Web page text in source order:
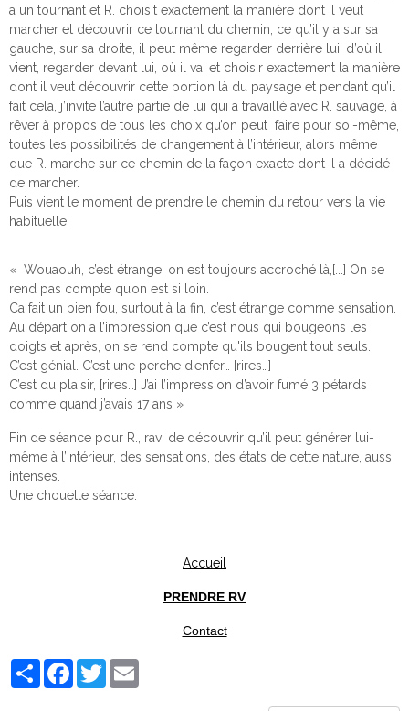
a un tournant et R. choisit exactement la manière dont il veut
marcher et découvrir ce tournant du chemin, ce qu’il y a sur sa
gauche, sur sa droite, il peut même regarder derrière lui, d’où il
vient, regarder devant lui, où il va, et choisir exactement la manière
dont il veut découvrir cette portion là du paysage et pendant qu’il
fait cela, j’invite l’autre partie de lui qui a travaillé avec R. sauvage, à
rêver à propos de tous les choix qu’on peut faire pour soi-même,
toutes les possibilités de changement à l’intérieur, alors même
que R. marche sur ce chemin de la façon exacte dont il a décidé
de marcher.
Puis vient le moment de prendre le chemin du retour vers la vie
habituelle.
« Wouaouh, c’est étrange, on est toujours accroché là,[...] On se
rend pas compte qu’on est si loin.
Ca fait un bien fou, surtout à la fin, c’est étrange comme sensation.
Au départ on a l’impression que c’est nous qui bougeons les
doigts et après, on se rend compte qu'ils bougent tout seuls.
C’est génial. C’est une perche d’enfer… [rires…]
C’est du plaisir, [rires…] J’ai l’impression d’avoir fumé 3 pétards
comme quand j’avais 17 ans »
Fin de séance pour R., ravi de découvrir qu’il peut générer lui-
même à l’intérieur, des sensations, des états de cette nature, aussi
intenses.
Une chouette séance.
Accueil
PRENDRE RV
Contact
PartagerFacebook
Twitter